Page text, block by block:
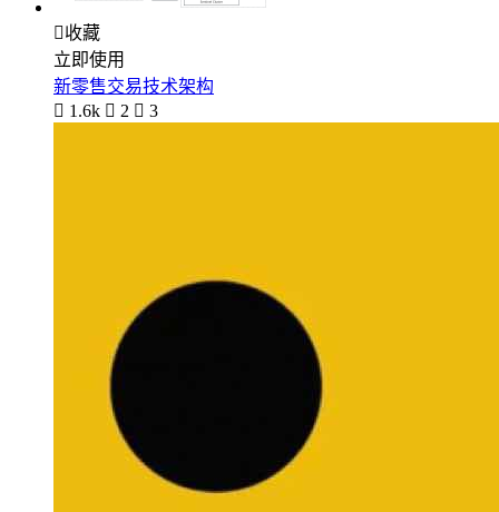
收藏
立即使用
新零售交易技术架构
 1.6k  2  3